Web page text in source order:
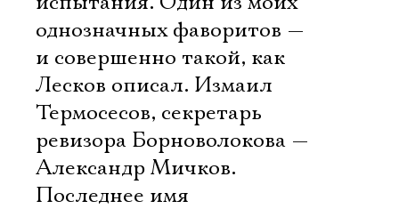
однозначных фаворитов —
и совершенно такой, как
Лесков описал. Измаил
Термосесов, секретарь
ревизора Борноволокова —
Александр Мичков.
Последнее имя